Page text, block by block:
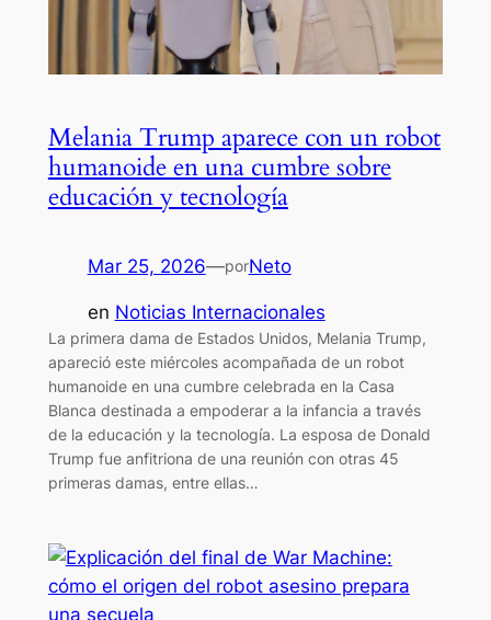
Melania Trump aparece con un robot
humanoide en una cumbre sobre
educación y tecnología
Mar 25, 2026—porNeto
en Noticias Internacionales
La primera dama de Estados Unidos, Melania Trump,
apareció este miércoles acompañada de un robot
humanoide en una cumbre celebrada en la Casa
Blanca destinada a empoderar a la infancia a través
de la educación y la tecnología. La esposa de Donald
Trump fue anfitriona de una reunión con otras 45
primeras damas, entre ellas…